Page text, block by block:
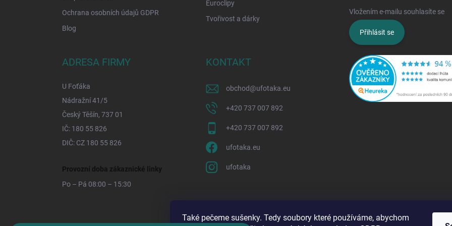
Také pečeme sušenky. Tedy soubory které používáme, abychom
Ochrana osobních údajů GDPR
Blog
Euroclipy
Tvořivost a dárky
Vložením e-mailu souhlasíte se
Přihlásit se
ADRESA FIRMY
U Foťáka
Nádražní 41/5
Český Těšín, 737 01
IČ: 180 55 826
DIČ: CZ 180 55 826
Provozní doba zákaznické linky
Po – Pá 08:00 – 15:30
KONTAKT
obchod@ufotaka.eu
+420 737 007 892
+420 737 007 892
ufotaka.eu
ufotaka